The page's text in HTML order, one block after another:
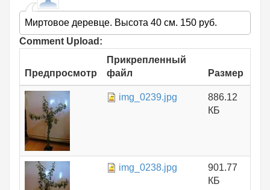
Миртовое деревце. Высота 40 см. 150 руб.
Comment Upload:
Предпросмотр
Прикрепленный
файл
Размер
img_0239.jpg
886.12
КБ
img_0238.jpg
901.77
КБ